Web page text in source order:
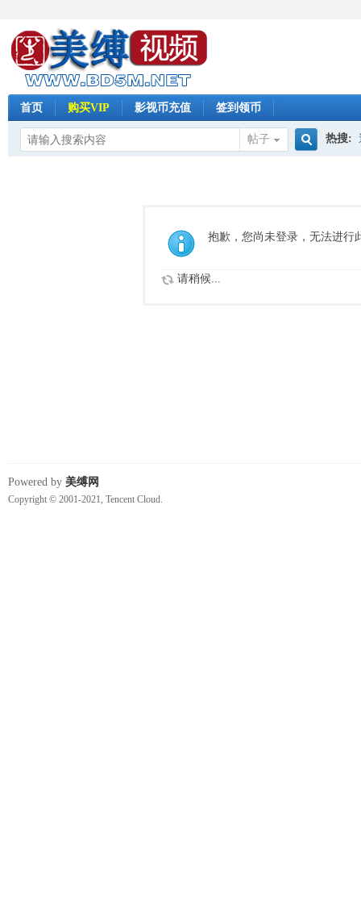
首页 购买VIP 影视币充值 签到领币
帖子
索
热搜:
抱歉，您尚未登录，无法进行
请稍候...
Powered by 美缚网
Copyright © 2001-2021, Tencent Cloud.